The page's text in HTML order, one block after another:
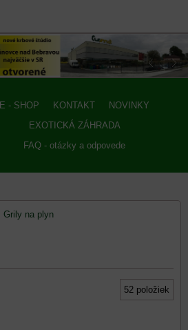
E - SHOP KONTAKT
NOVINKY
EXOTICKÁ ZÁHRADA
FAQ - otázky a odpovede
Grily na plyn
52 položiek